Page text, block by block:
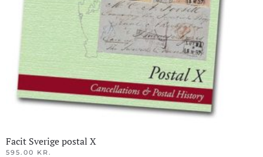
Facit Sverige postal X
595.00 KR.